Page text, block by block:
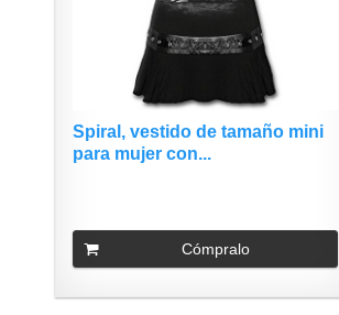
Spiral, vestido de tamaño mini
para mujer con...
Cómpralo